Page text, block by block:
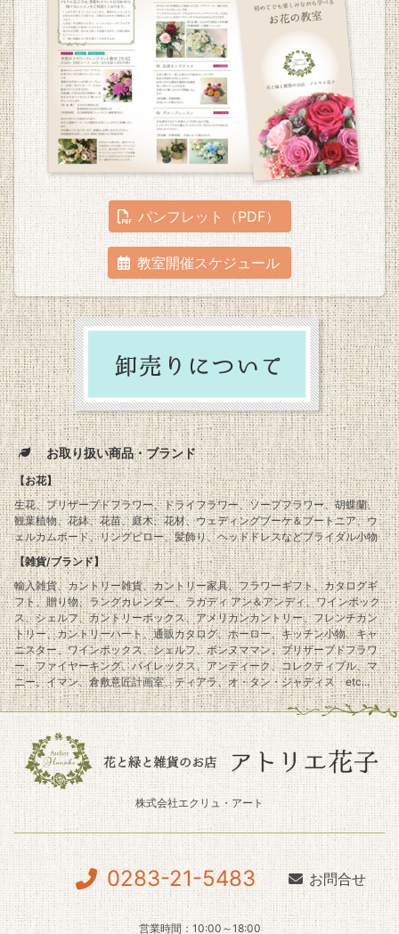
パンフレット（PDF）
教室開催スケジュール
お取り扱い商品・ブランド
【お花】
生花、プリザーブドフラワー、ドライフラワー、ソープフラワー、胡蝶蘭、
観葉植物、花鉢、花苗、庭木、花材、ウェディングブーケ＆ブートニア、ウ
ェルカムボード、リングピロー、髪飾り、ヘッドドレスなどブライダル小物
【雑貨/ブランド】
輸入雑貨、カントリー雑貨、カントリー家具、フラワーギフト、カタログギ
フト、贈り物、ラングカレンダー、ラガディ アン＆アンディ、ワインボック
ス、シェルフ、カントリーボックス、アメリカンカントリー、フレンチカン
トリー、カントリーハート、通販カタログ、ホーロー、キッチン小物、キャ
ニスター、ワインボックス、シェルフ、ボンヌママン、プリザーブドフラワ
ー、ファイヤーキング、パイレックス、アンティーク、コレクティブル、マ
ニー、イマン、倉敷意匠計画室、ティアラ、オ・タン・ジャディス etc...
株式会社エクリュ・アート
0283-21-5483 お問合せ
営業時間：10:00～18:00